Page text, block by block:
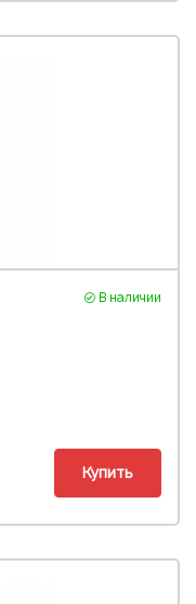
В наличии
Купить